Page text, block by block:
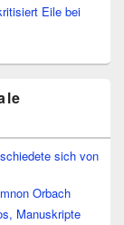
Eile bei
sich von
Orbach
Manuskripte